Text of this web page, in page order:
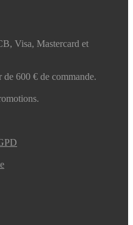
Visa, Mastercard et
600 € de commande.